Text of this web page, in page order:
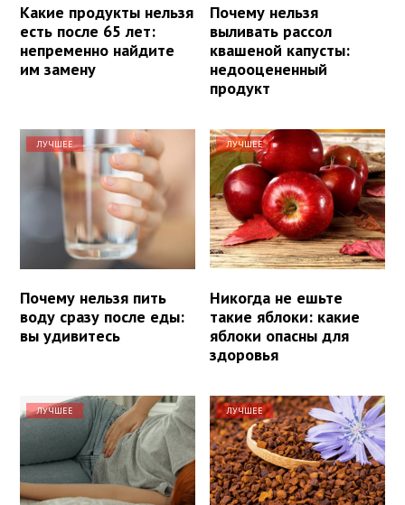
Какие продукты нельзя
есть после 65 лет:
непременно найдите
им замену
Почему нельзя
выливать рассол
квашеной капусты:
недооцененный
продукт
ЛУЧШЕЕ
Почему нельзя пить
воду сразу после еды:
вы удивитесь
ЛУЧШЕЕ
Никогда не ешьте
такие яблоки: какие
яблоки опасны для
здоровья
ЛУЧШЕЕ ЛУЧШЕЕ